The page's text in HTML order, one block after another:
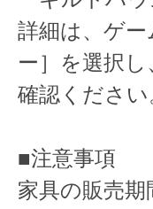
詳細は、ゲ
ー］を選択
確認ください
■注意事項
家具の販売